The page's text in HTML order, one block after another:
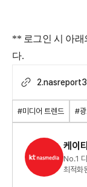
** 로그인 시 아래
다.
#미디어 트렌드 #광
케이
No.1
최적화